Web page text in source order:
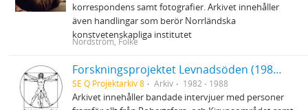
korrespondens samt fotografier. Arkivet innehåller
även handlingar som berör Norrländska
konstvetenskapliga institutet
Nordström, Folke
Forskningsprojektet Levnadsöden (1983-1988)
SE Q Projektarkiv 8 Arkiv 1982 - 1988
Arkivet innehåller bandade intervjuer med personer